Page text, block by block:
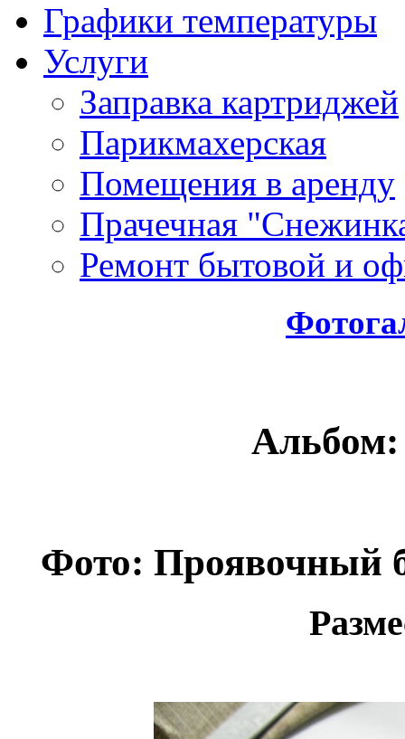
Графики температуры
Услуги
Заправка картриджей
Парикмахерская
Помещения в аренду
Прачечная
Ремонт бытовой и
Фото: Проявочный